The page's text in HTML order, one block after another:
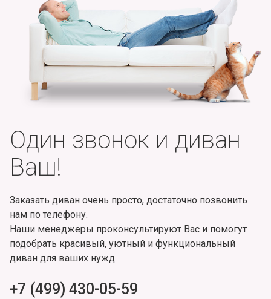
Один звонок и диван
Ваш!
Заказать диван очень просто, достаточно позвонить
нам по телефону.
Наши менеджеры проконсультируют Вас и помогут
подобрать красивый, уютный и функциональный
диван для ваших нужд.
+7 (499) 430-05-59